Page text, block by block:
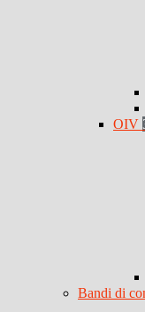
OIV
Bandi di